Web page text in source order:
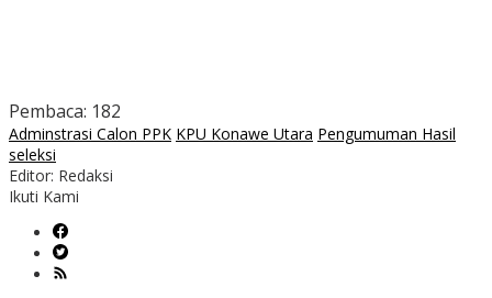
Pembaca: 182
Adminstrasi Calon PPK KPU Konawe Utara Pengumuman Hasil
seleksi
Editor: Redaksi
Ikuti Kami